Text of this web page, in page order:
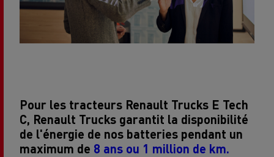
Pour les tracteurs Renault Trucks E Tech
C, Renault Trucks garantit la disponibilité
de l'énergie de nos batteries pendant un
maximum de 8 ans ou 1 million de km.